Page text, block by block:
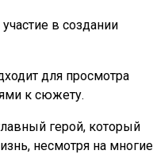
в создании
для просмотра
к сюжету.
герой, который
несмотря на многие